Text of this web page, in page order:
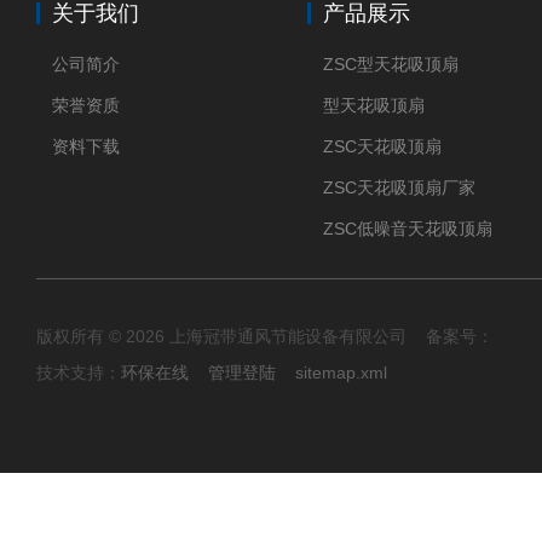
关于我们
公司简介
荣誉资质
资料下载
产品展示
ZSC型天花吸顶扇
型天花吸顶扇
ZSC天花吸顶扇
ZSC天花吸顶扇厂家
ZSC低噪音天花吸顶扇
版权所有 © 2026 上海冠带通风节能设备有限公司 备案号：
技术支持： 环保在线 管理登陆 sitemap.xml